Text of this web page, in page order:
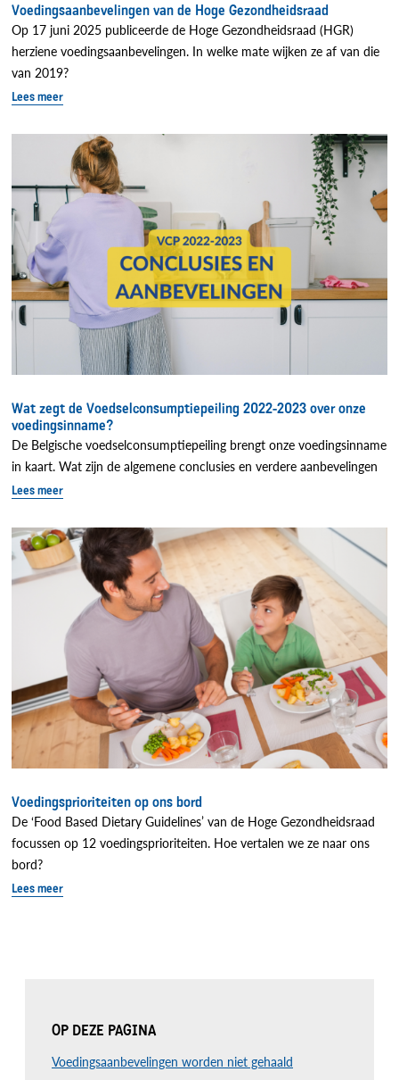
Voedingsaanbevelingen van de Hoge Gezondheidsraad
Op 17 juni 2025 publiceerde de Hoge Gezondheidsraad (HGR)
herziene voedingsaanbevelingen. In welke mate wijken ze af van die
van 2019?
Lees meer
Wat zegt de Voedselconsumptiepeiling 2022-2023 over onze
voedingsinname?
De Belgische voedselconsumptiepeiling brengt onze voedingsinname
in kaart. Wat zijn de algemene conclusies en verdere aanbevelingen
Lees meer
Voedingsprioriteiten op ons bord
De ‘Food Based Dietary Guidelines’ van de Hoge Gezondheidsraad
focussen op 12 voedingsprioriteiten. Hoe vertalen we ze naar ons
bord?
Lees meer
OP DEZE PAGINA
Voedingsaanbevelingen worden niet gehaald